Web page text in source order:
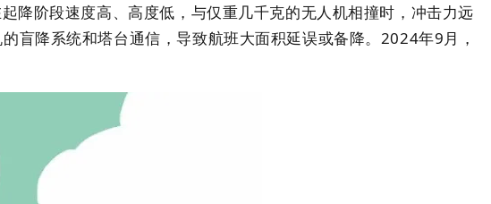
阶段速度高、高度低，与仅重几千克的无人机相撞时，冲击力远
盲降系统和塔台通信，导致航班大面积延误或备降。2024年9月，